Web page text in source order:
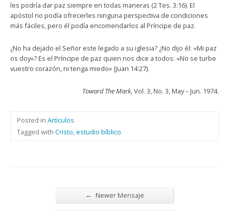
les podría dar paz siempre en todas maneras (2 Tes. 3:16). El
apóstol no podía ofrecerles ninguna perspectiva de condiciones
más fáciles, pero él podía encomendarlos al Príncipe de paz.
¿No ha dejado el Señor este legado a su iglesia? ¿No dijo él: «Mi paz
os doy»? Es el Príncipe de paz quien nos dice a todos: «No se turbe
vuestro corazón, ni tenga miedo» (Juan 14:27).
Toward The Mark, Vol. 3, No. 3, May – Jun. 1974.
Posted in Artículos
Tagged with Cristo,estudio bíblico
← Newer Mensaje